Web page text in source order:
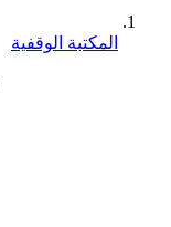
المكتبة الوقفية